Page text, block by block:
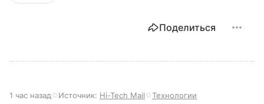
Поделиться
1 час назад Источник: Hi-Tech Mail Технологии